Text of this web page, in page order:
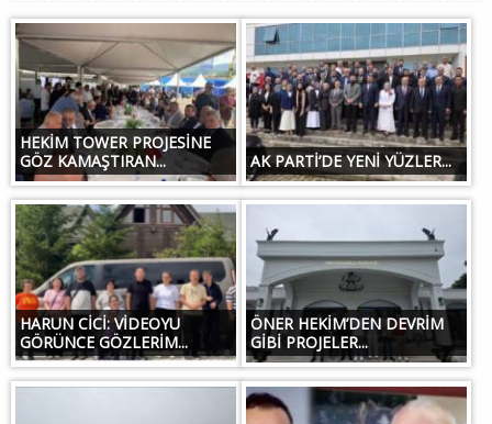
HEKİM TOWER PROJESİNE
GÖZ KAMAŞTIRAN...
AK PARTİ’DE YENİ YÜZLER...
HARUN CİCİ: VİDEOYU
GÖRÜNCE GÖZLERİM...
ÖNER HEKİM’DEN DEVRİM
GİBİ PROJELER...